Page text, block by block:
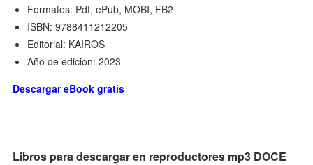
Formatos: Pdf, ePub, MOBI, FB2
ISBN: 9788411212205
Editorial: KAIROS
Año de edición: 2023
Descargar eBook gratis
Libros para descargar en reproductores mp3 DOCE